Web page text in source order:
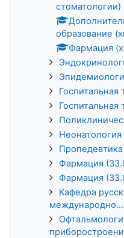
стоматологии)
образование
Фармация
Госпитальная
Неонатология
Фармация
Фармация
Кафедра
международно...